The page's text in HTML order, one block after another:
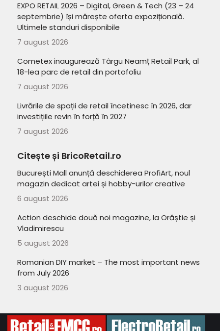
EXPO RETAIL 2026 – Digital, Green & Tech (23 – 24
septembrie) își mărește oferta expozițională.
Ultimele standuri disponibile
7 august 2026
Cometex inaugurează Târgu Neamț Retail Park, al
18-lea parc de retail din portofoliu
7 august 2026
Livrările de spații de retail încetinesc în 2026, dar
investițiile revin în forță în 2027
7 august 2026
Citește și BricoRetail.ro
București Mall anunță deschiderea ProfiArt, noul
magazin dedicat artei și hobby-urilor creative
6 august 2026
Action deschide două noi magazine, la Orăștie și
Vladimirescu
5 august 2026
Romanian DIY market – The most important news
from July 2026
3 august 2026